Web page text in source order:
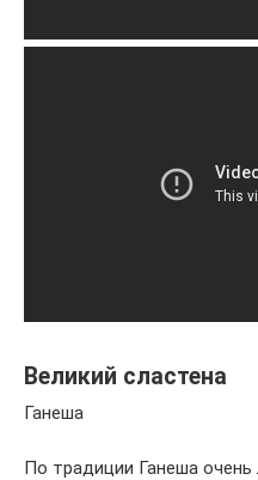
Великий сластена
Ганеша
По традиции Ганеша